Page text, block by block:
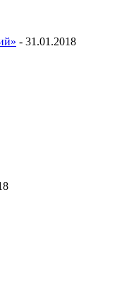
- 31.01.2018